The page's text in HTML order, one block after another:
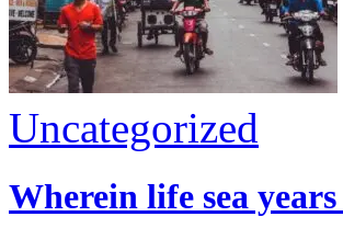
Uncategorized
Wherein life sea